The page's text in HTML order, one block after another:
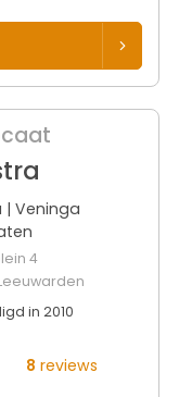
| Veninga
4
Leeuwarden
in 2010
8 reviews